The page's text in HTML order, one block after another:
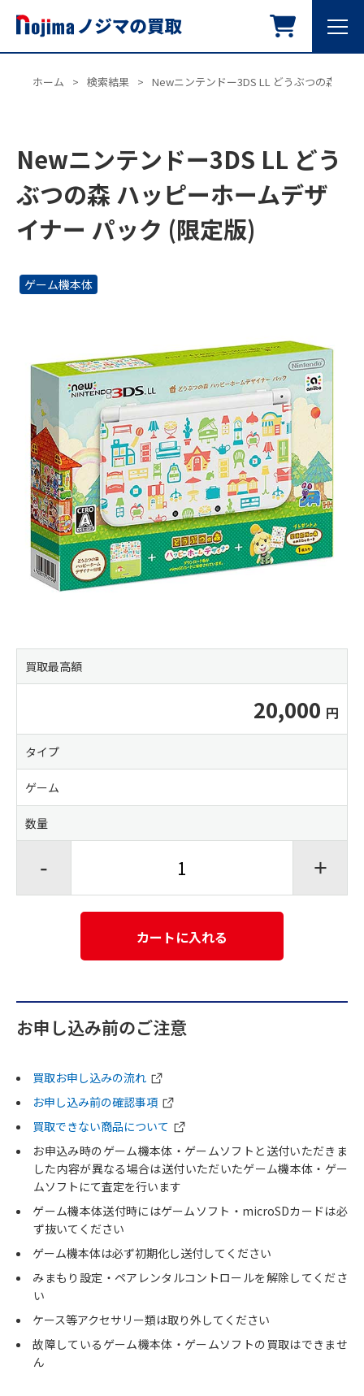
ホーム > 検索結果 > Newニンテンドー3DS LL どうぶつの森 ハ
Newニンテンドー3DS LL どう
ぶつの森 ハッピーホームデザ
イナー パック (限定版)
ゲーム機本体
買取最高額
20,000
タイプ
ゲーム
数量
- +
カートに入れる
お申し込み前のご注意
買取お申し込みの流れ
お申し込み前の確認事項
買取できない商品について
お申込み時のゲーム機本体・ゲームソフトと送付いただきま
した内容が異なる場合は送付いただいたゲーム機本体・ゲー
ムソフトにて査定を行います
ゲーム機本体送付時にはゲームソフト・microSDカードは必
ず抜いてください
ゲーム機本体は必ず初期化し送付してください
みまもり設定・ペアレンタルコントロールを解除してくださ
い
ケース等アクセサリー類は取り外してください
故障しているゲーム機本体・ゲームソフトの買取はできませ
ん